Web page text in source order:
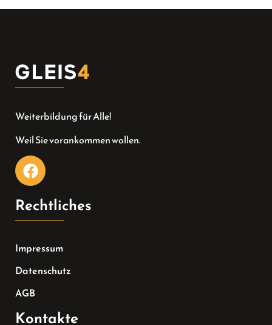
Weiterbildung für Alle!
Weil Sie vorankommen wollen.
Rechtliches
Impressum
Datenschutz
AGB
Kontakte